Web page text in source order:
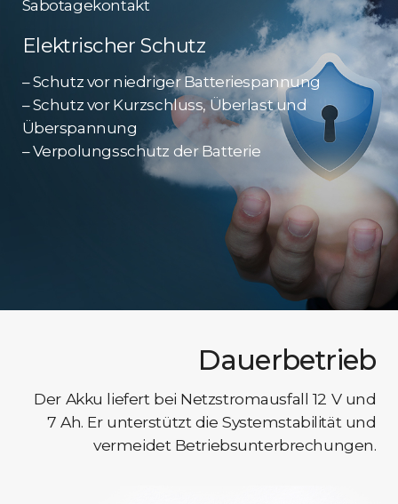
Sabotagekontakt
Elektrischer Schutz
– Schutz vor niedriger Batteriespannung
– Schutz vor Kurzschluss, Überlast und
Überspannung
– Verpolungsschutz der Batterie
Dauerbetrieb
Der Akku liefert bei Netzstromausfall 12 V und
7 Ah. Er unterstützt die Systemstabilität und
vermeidet Betriebsunterbrechungen.